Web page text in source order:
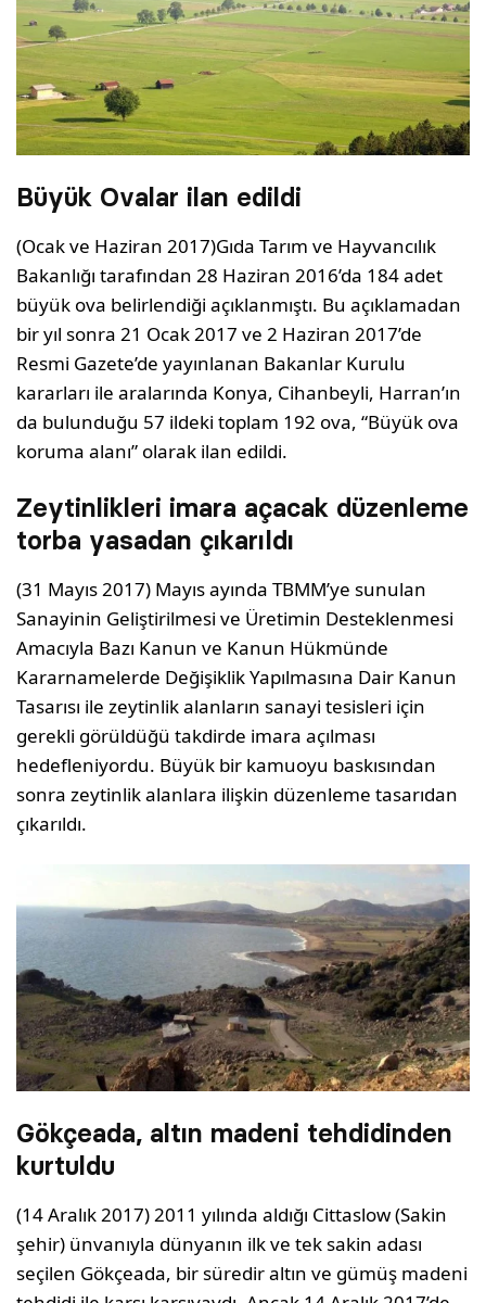
Büyük Ovalar ilan edildi
(Ocak ve Haziran 2017)Gıda Tarım ve Hayvancılık
Bakanlığı tarafından 28 Haziran 2016’da 184 adet
büyük ova belirlendiği açıklanmıştı. Bu açıklamadan
bir yıl sonra 21 Ocak 2017 ve 2 Haziran 2017’de
Resmi Gazete’de yayınlanan Bakanlar Kurulu
kararları ile aralarında Konya, Cihanbeyli, Harran’ın
da bulunduğu 57 ildeki toplam 192 ova, “Büyük ova
koruma alanı” olarak ilan edildi.
Zeytinlikleri imara açacak düzenleme
torba yasadan çıkarıldı
(31 Mayıs 2017) Mayıs ayında TBMM’ye sunulan
Sanayinin Geliştirilmesi ve Üretimin Desteklenmesi
Amacıyla Bazı Kanun ve Kanun Hükmünde
Kararnamelerde Değişiklik Yapılmasına Dair Kanun
Tasarısı ile zeytinlik alanların sanayi tesisleri için
gerekli görüldüğü takdirde imara açılması
hedefleniyordu. Büyük bir kamuoyu baskısından
sonra zeytinlik alanlara ilişkin düzenleme tasarıdan
çıkarıldı.
Gökçeada, altın madeni tehdidinden
kurtuldu
(14 Aralık 2017) 2011 yılında aldığı Cittaslow (Sakin
şehir) ünvanıyla dünyanın ilk ve tek sakin adası
seçilen Gökçeada, bir süredir altın ve gümüş madeni